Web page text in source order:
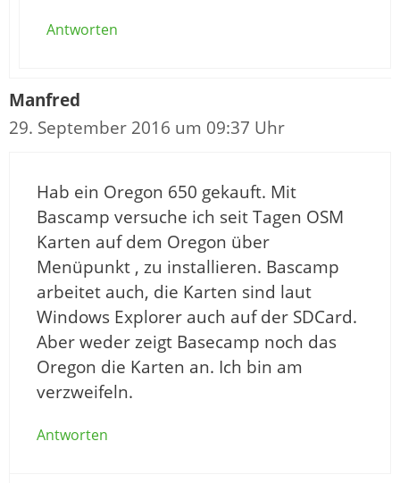
Antworten
Manfred
29. September 2016 um 09:37 Uhr
Hab ein Oregon 650 gekauft. Mit
Bascamp versuche ich seit Tagen OSM
Karten auf dem Oregon über
Menüpunkt , zu installieren. Bascamp
arbeitet auch, die Karten sind laut
Windows Explorer auch auf der SDCard.
Aber weder zeigt Basecamp noch das
Oregon die Karten an. Ich bin am
verzweifeln.
Antworten